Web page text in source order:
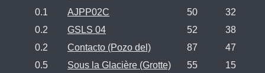
0.1
AJPP02C 50
32
0.2
GSLS 04 52
38
0.2
Contacto (Pozo del) 87
47
0.5
Sous la Glacière (Grotte) 55 15